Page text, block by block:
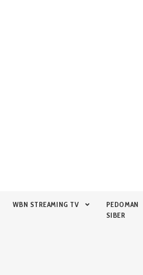
WBN STREAMING TV
PEDOMAN
SIBER